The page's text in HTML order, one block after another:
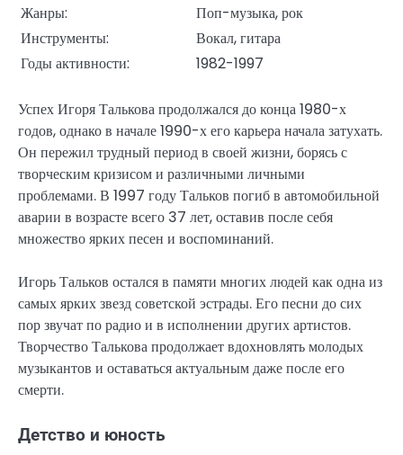
Жанры:
Поп-музыка, рок
Инструменты:
Вокал, гитара
Годы активности:
1982-1997
Успех Игоря Талькова продолжался до конца 1980-х
годов, однако в начале 1990-х его карьера начала затухать.
Он пережил трудный период в своей жизни, борясь с
творческим кризисом и различными личными
проблемами. В 1997 году Тальков погиб в автомобильной
аварии в возрасте всего 37 лет, оставив после себя
множество ярких песен и воспоминаний.
Игорь Тальков остался в памяти многих людей как одна из
самых ярких звезд советской эстрады. Его песни до сих
пор звучат по радио и в исполнении других артистов.
Творчество Талькова продолжает вдохновлять молодых
музыкантов и оставаться актуальным даже после его
смерти.
Детство и юность